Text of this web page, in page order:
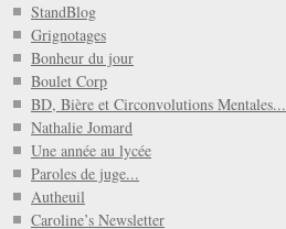
StandBlog
Grignotages
Bonheur du jour
Boulet Corp
BD, Bière et Circonvolutions Mentales...
Nathalie Jomard
Une année au lycée
Paroles de juge...
Autheuil
Caroline’s Newsletter